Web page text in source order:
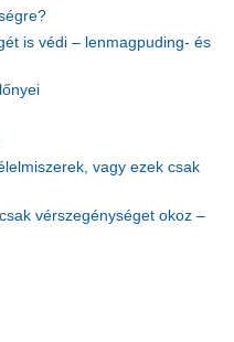
is védi – lenmagpuding- és
vagy ezek csak
vérszegénységet okoz –